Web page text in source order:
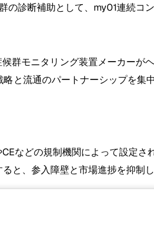
診断補助として、my01連続コ
群モニタリング装置メーカー
と流通のパートナーシップを
などの規制機関によって設定
と、参入障壁と市場進捗を抑制し